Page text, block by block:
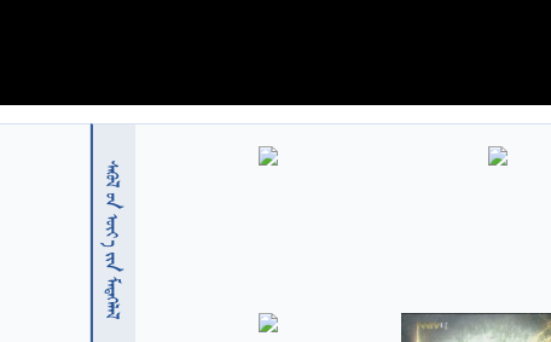
  